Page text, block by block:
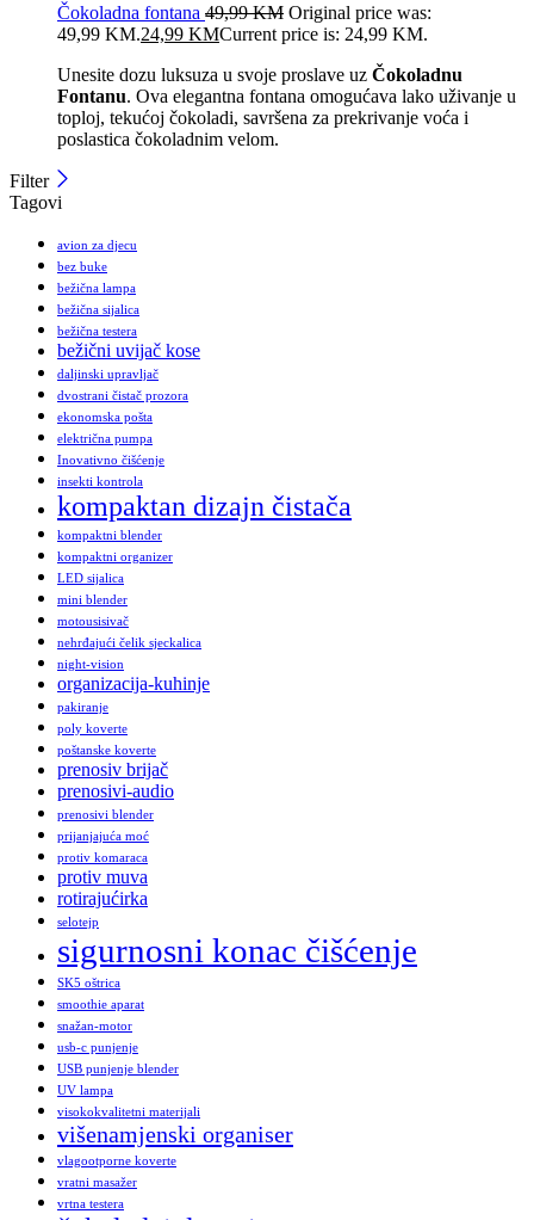
Čokoladna fontana 49,99KM Original price was:
49,99 KM.24,99 KMCurrent price is: 24,99 KM.
Unesite dozu luksuza u svoje proslave uz Čokoladnu
Fontanu. Ova elegantna fontana omogućava lako uživanje u
toploj, tekućoj čokoladi, savršena za prekrivanje voća i
poslastica čokoladnim velom.
Filter
Tagovi
avion za djecu
bez buke
bežična lampa
bežična sijalica
bežična testera
bežični uvijač kose
daljinski upravljač
dvostrani čistač prozora
ekonomska pošta
električna pumpa
Inovativno čišćenje
insekti kontrola
kompaktan dizajn čistača
kompaktni blender
kompaktni organizer
LED sijalica
mini blender
motousisivač
nehrđajući čelik sjeckalica
night-vision
organizacija-kuhinje
pakiranje
poly koverte
poštanske koverte
prenosiv brijač
prenosivi-audio
prenosivi blender
prijanjajuća moć
protiv komaraca
protiv muva
rotirajućirka
selotejp
sigurnosni konac čišćenje
SK5 oštrica
smoothie aparat
snažan-motor
usb-c punjenje
USB punjenje blender
UV lampa
visokokvalitetni materijali
višenamjenski organiser
vlagootporne koverte
vratni masažer
vrtna testera